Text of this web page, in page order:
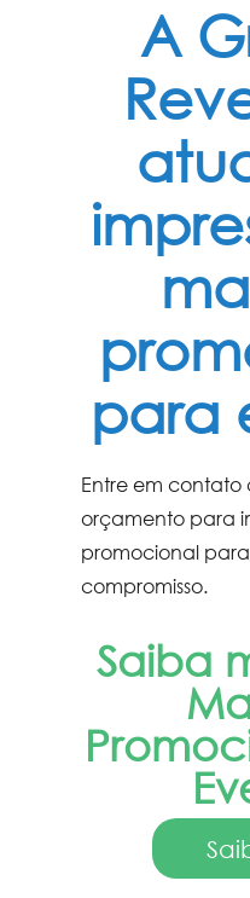
A
para
Entre em contato
orçamento para
promocional
compromisso.
Saiba